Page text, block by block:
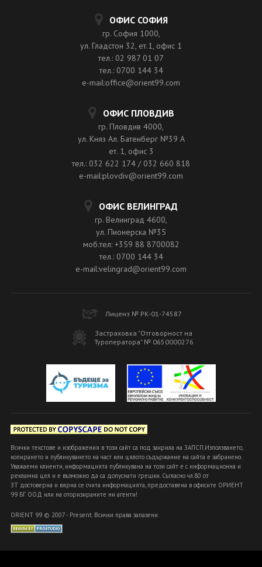
ОФИС СОФИЯ
гр. София 1000,
ул. Гладстон 32, ет.1, офис 1
тел.: 02 987 01 07
тел.: 0700 144 34
e-mail:office@orient99.com
ОФИС ПЛОВДИВ
гр. Пловдив 4000,
ул. Княз Ал. Батенберг №39 A
ет. 1, офис 3
тел.: 032 622 174 / 032 660 818
e-mail:plovdiv@orient99.com
ОФИС ВЕЛИНГРАД
гр. Велинград 4600,
ул. Пионерска №35
моб.тел: +359 88 8700082
тел.: 0700 144 34
e-mail:velingrad@orient99.com
Лиценз № РК-01-74587
Застраховка "Отговорност на
Туроператора" № 0650000276
Всички текстове и изображения в този сайт са под закрила на ЗАПСП.Използването,
копирането и публикуването на част или цялото съдържание на сайта е забранено.
Уважаеми клиенти, информацията публикувана на този сайт е с информационна и
рекламна цел и е възможно да са допуснати грешки. Съгласно чл.80 от
ЗТ достоверна и вярна се счита информацията, предоставена в офисите ОРИЕНТ
99 БГ ООД или на оторизираните ни агенти!
ORIENT 99 © 2007 - Present. Всички права запазени